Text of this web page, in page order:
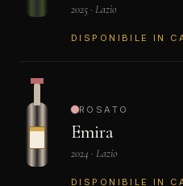
2025 · Lazio
DISPONIBILE IN
ROSATO
Emira
2024 · Lazio
DISPONIBILE IN